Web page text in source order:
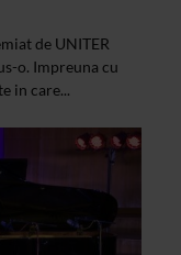
de UNITER
o. Impreuna cu
in care...